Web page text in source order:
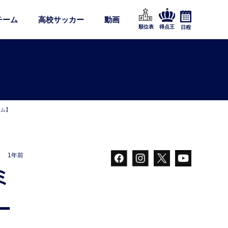
ーム 高校サッカー 動画
順位表 得点王 日程
】
1年前